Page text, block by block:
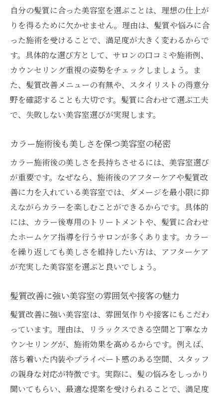
自分の髪質に合った美容室を選ぶことは、理想の仕上が
りを得るために欠かせません。理由は、髪質や悩みに合
った施術を受けることで、満足度が大きく変わるからで
す。具体的な選び方として、サロンの口コミや施術例、
カウンセリング重視の姿勢をチェックしましょう。ま
た、髪質改善メニューの有無や、スタイリストの得意分
野を確認することも大切です。髪質に合わせて選ぶ工夫
で、失敗しない美容室選びが実現します。
カラー施術後も美しさを保つ美容室の秘密
カラー施術後の美しさを長持ちさせるには、美容室選び
が重要です。なぜなら、施術後のアフターケアや髪質改
善に力を入れている美容室では、ダメージを最小限に抑
えながらカラーを楽しむことができるからです。具体的
には、カラー後専用のトリートメントや、髪質に合わせ
たホームケア指導を行うサロンが多くあります。カラー
を繰り返しても美しさを維持したい方は、アフターケア
が充実した美容室を選ぶと良いでしょう。
髪質改善に強い美容室の雰囲気や接客の魅力
髪質改善に強い美容室は、雰囲気作りや接客にもこだわ
っています。理由は、リラックスできる空間と丁寧なカ
ウンセリングが、施術効果を高めるからです。例えば、
落ち着いた内装やプライベート感のある空間、スタッフ
の親身な対応が特徴です。実際に、髪の悩みをしっかり
聞いてもらい、最適な提案を受けられることで、満足度